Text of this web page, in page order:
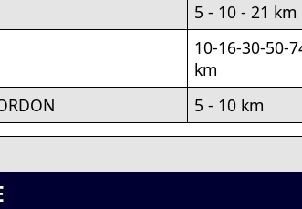
5 - 10 - 21 km
10-16-30-50-
km
5 - 10 km